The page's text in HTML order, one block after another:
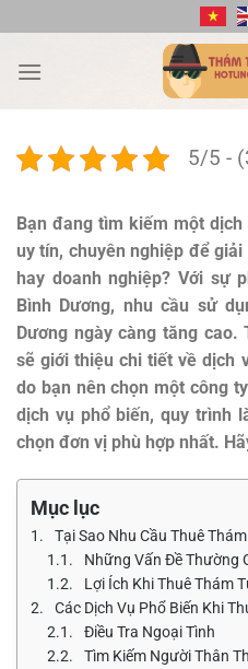
qua
nội
5/5 -
Bạn đang tìm kiếm một dịch
uy tín, chuyên nghiệp để
hay doanh nghiệp? Với sự
Bình Dương, nhu cầu sử
Dương ngày càng tăng
sẽ giới thiệu chi tiết về dịch
do bạn nên chọn một công
dịch vụ phổ biến, quy trình
chọn đơn vị phù hợp nhất.
Mục lục
Tại Sao Nhu Cầu Thuê Thám
Những Vấn Đề Thường
Lợi Ích Khi Thuê Thám
Các Dịch Vụ Phổ Biến Khi
Điều Tra Ngoại Tình
Tìm Kiếm Người Thân